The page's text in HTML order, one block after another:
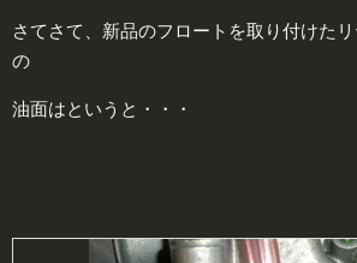
さてさて、新品のフロートを取り付けた
の
油面はというと・・・